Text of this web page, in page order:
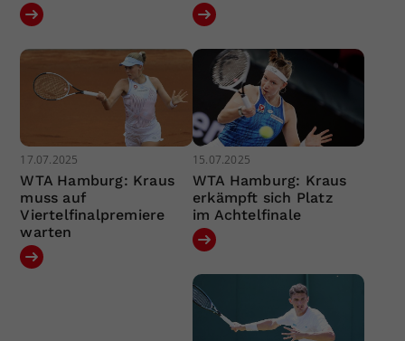
17.07.2025
WTA Hamburg: Kraus
muss auf
Viertelfinalpremiere
warten
15.07.2025
WTA Hamburg: Kraus
erkämpft sich Platz
im Achtelfinale